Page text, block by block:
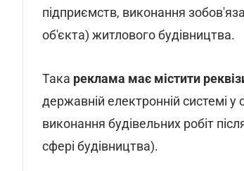
підприємств, виконання
об'єкта) житлового будівництва.
Така реклама має містити
державній електронній системі у
виконання будівельних робіт
сфері будівництва).